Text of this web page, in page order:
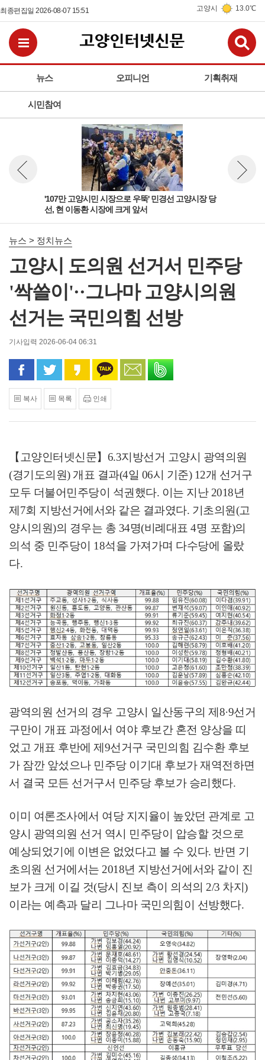
최종편집일 2026-08-07 15:51 고양시 13.0℃
뉴스 오피니언 기획취재
시민참여
전체메뉴보기
'107만 고양시민 시장으로 우뚝' 민경선 고양시장 당
선, 현 이동환 시장에 크게 앞서
뉴스 이전보기
뉴스 > 정치뉴스
고양시 도의원 선거서 민주당
'싹쓸이'··그나마 고양시의원
선거는 국민의힘 선방
기사입력 2026-06-04 06:31
페이스북으로 공유
트위터로 공유카카오 스토리로 공유
카카오톡으로 공유
문자로 공유
복사 목록 인쇄
【고양인터넷신문】 6.3지방선거 고양시 광역의원
(경기도의원) 개표 결과(4일 06시 기준) 12개 선거구
모두 더불어민주당이 석권했다. 이는 지난 2018년
제 7회 지방선거에서와 같은 결과였다. 기초의원(고
양시의원)의 경우는 총 34명(비례대표 4명 포함)의
의석 중 민주당이 18석을 가져가며 다수당에 올랐
다.
광역의원 선거의 경우 고양시 일산동구의 제 8·9선거
구만이 개표 과정에서 여야 후보간 혼전 양상을 띠
었고 개표 후반에 제 9선거구 국민의힘 김수환 후보
가 잠깐 앞섰으나 민주당 이기대 후보가 재역전하면
서 결국 모든 선거구서 민주당 후보가 승리했다.
이미 여론조사에서 여당 지지율이 높았던 관계로 고
양시 광역의원 선거 역시 민주당이 압승할 것으로
예상되었기에 이변은 없었다고 볼 수 있다. 반면 기
초의원 선거에서는 2018년 지방선거에서와 같이 진
보가 크게 이길 것(당시 진보 측이 의석의 2/3 차지 )
이라는 예측과 달리 그나마 국민의힘이 선방했다.